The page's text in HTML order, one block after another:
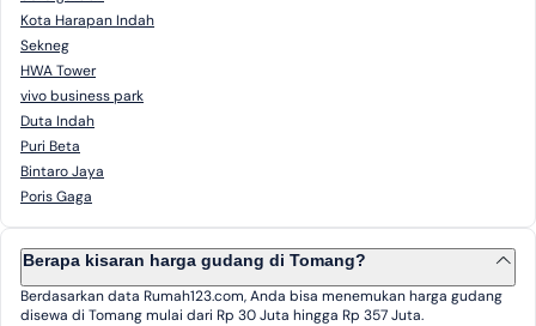
Kota Harapan Indah
Sekneg
HWA Tower
vivo business park
Duta Indah
Puri Beta
Bintaro Jaya
Poris Gaga
Berapa kisaran harga gudang di Tomang?
Berdasarkan data Rumah123.com, Anda bisa menemukan harga gudang
disewa di Tomang mulai dari Rp 30 Juta hingga Rp 357 Juta.